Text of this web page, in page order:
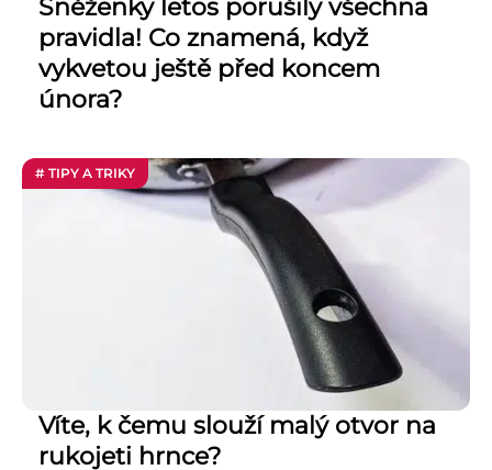
Sněženky letos porušily všechna
pravidla! Co znamená, když
vykvetou ještě před koncem
února?
# TIPY A TRIKY
Víte, k čemu slouží malý otvor na
rukojeti hrnce?